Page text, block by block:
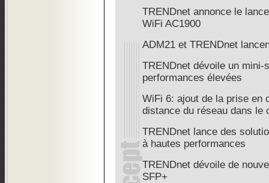
TRENDnet annonce le
WiFi AC1900
ADM21 et TRENDnet
TRENDnet dévoile un mini-
performances élevées
WiFi 6: ajout de la prise en
distance du réseau dans le
TRENDnet lance des
à hautes performances
TRENDnet dévoile de
SFP+